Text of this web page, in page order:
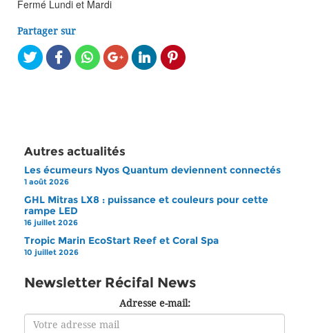
Fermé Lundi et Mardi
Partager sur
Autres actualités
Les écumeurs Nyos Quantum deviennent connectés
1 août 2026
GHL Mitras LX8 : puissance et couleurs pour cette
rampe LED
16 juillet 2026
Tropic Marin EcoStart Reef et Coral Spa
10 juillet 2026
Newsletter Récifal News
Adresse e-mail: